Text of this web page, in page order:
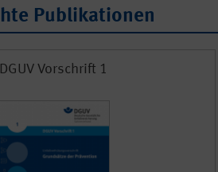
Publikationen
DGUV Vorschrift 1